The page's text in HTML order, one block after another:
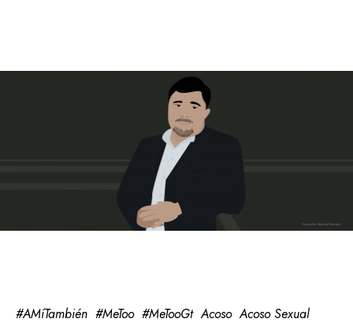
#AMíTambién #MeToo #MeTooGt Acoso Acoso Sexual